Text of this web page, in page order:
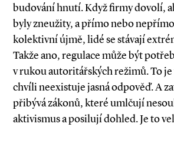
budování hnutí. Když firmy dovolí,
byly zneužity, a přímo nebo
kolektivní újmě, lidé se stávají
Takže ano, regulace může být
v rukou autoritářských režimů. To
chvíli neexistuje jasná odpověď. A
přibývá zákonů, které umlčují
aktivismus a posilují dohled. Je to